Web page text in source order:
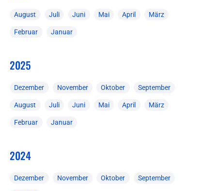
August Juli Juni Mai April März
Februar Januar
2025
Dezember November Oktober September
August Juli Juni Mai April März
Februar Januar
2024
Dezember November Oktober September